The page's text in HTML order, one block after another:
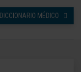
DICCIONARIO MÉDICO